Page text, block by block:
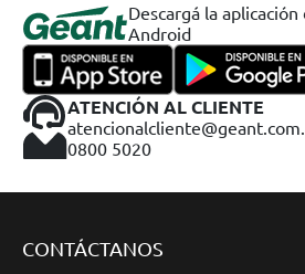
Descargá la
Android
ATENCIÓN AL CLIENTE
0800 5020
CONTÁCTANOS